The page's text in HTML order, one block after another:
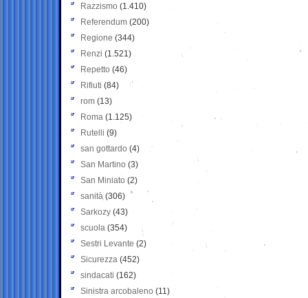
Razzismo (1.410)
Referendum (200)
Regione (344)
Renzi (1.521)
Repetto (46)
Rifiuti (84)
rom (13)
Roma (1.125)
Rutelli (9)
san gottardo (4)
San Martino (3)
San Miniato (2)
sanità (306)
Sarkozy (43)
scuola (354)
Sestri Levante (2)
Sicurezza (452)
sindacati (162)
Sinistra arcobaleno (11)